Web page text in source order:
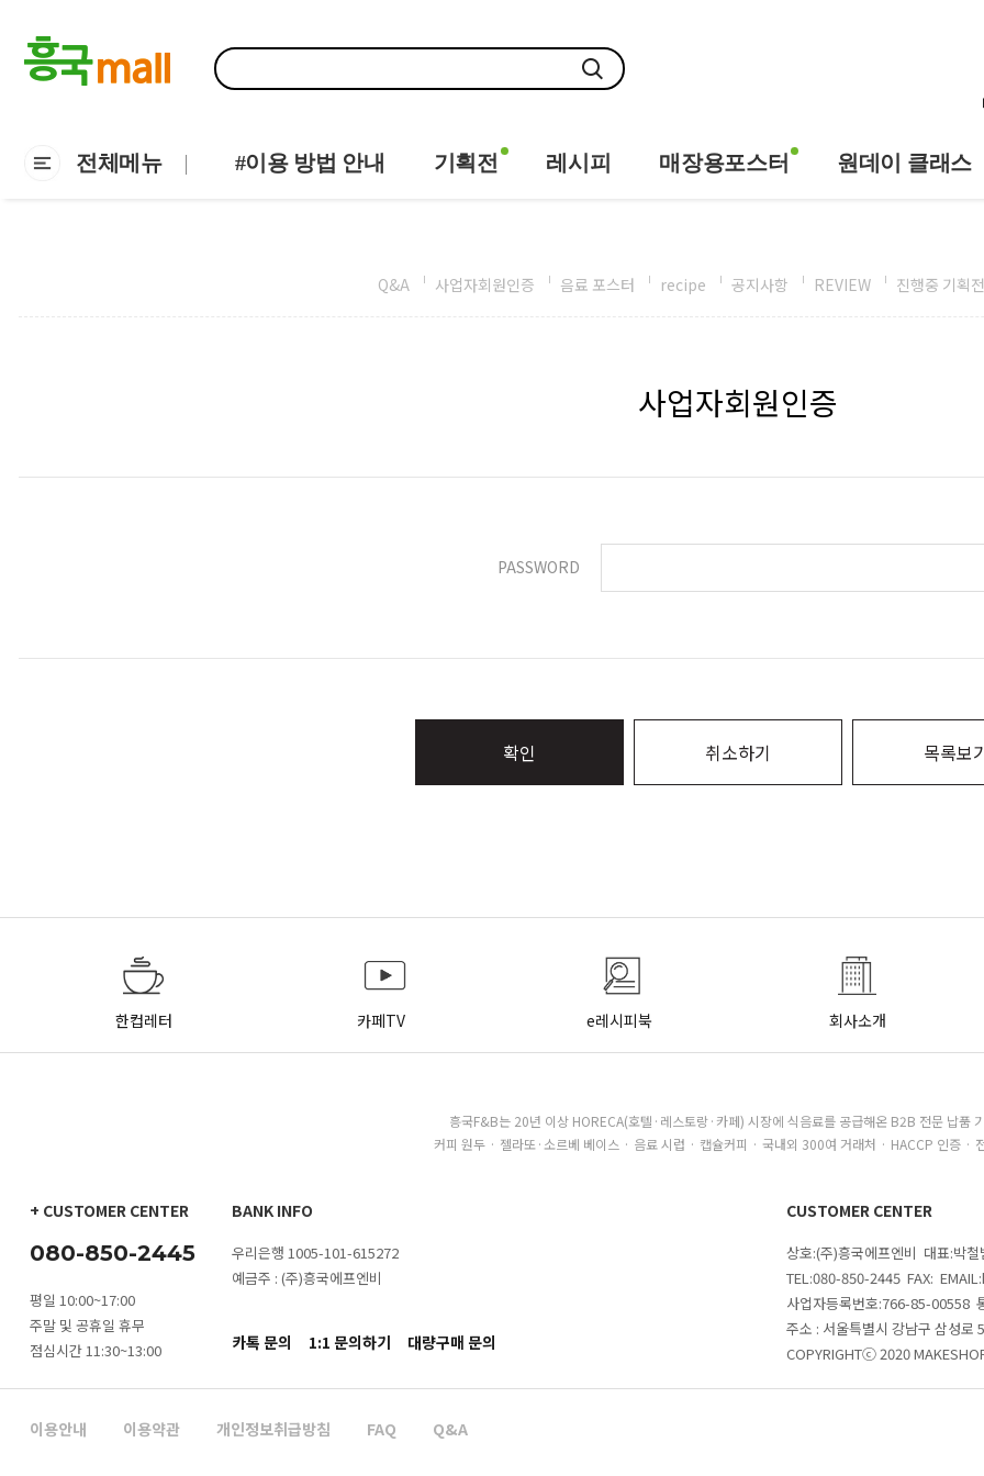
전체메뉴 #이용 방법 안내 기획전 레시피 매장용포스터 원데이 클래스
Q&A 사업자회원인증 음료 포스터 recipe 공지사항 REVIEW 진행중 기획전
사업자회원인증
PASSWORD
확인 취소하기 목록보
한컵레터 카페TV e레시피북 회사소개
흥국F&B는 20년 이상 HORECA(호텔·레스토랑·카페) 시장에 식음료를 공급해온 B2B 전문 납품
커피 원두 · 젤라또·소르베 베이스 · 음료 시럽 · 캡슐커피 · 국내외 300여 거래처 · HACCP 인증 ·
+ CUSTOMER CENTER
080-850-2445
평일 10:00~17:00
주말 및 공휴일 휴무
점심시간 11:30~13:00
BANK INFO
우리은행 1005-101-615272
예금주 : (주)흥국에프엔비
카톡 문의 1:1 문의하기 대량구매 문의
CUSTOMER CENTER
상호:(주)흥국에프엔비 대표:박
TEL:080-850-2445 FAX:
사업자등록번호:766-85-00558
주소 : 서울특별시 강남구 삼성로
COPYRIGHTⓒ 2020
이용안내 이용약관 개인정보취급방침 FAQ Q&A